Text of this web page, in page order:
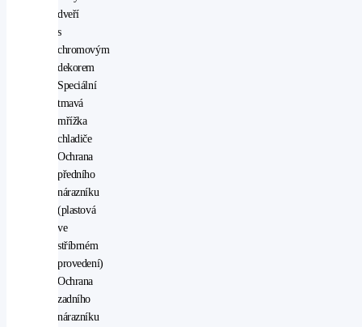
dveří
s
chromovým
dekorem
Speciální
tmavá
mřížka
chladiče
Ochrana
předního
nárazníku
(plastová
ve
stříbrném
provedení)
Ochrana
zadního
nárazníku